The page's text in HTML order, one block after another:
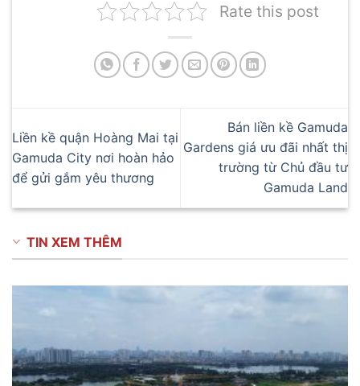
Rate this post
Liền kề quận Hoàng Mai tại
Gamuda City nơi hoàn hảo
để gửi gắm yêu thương
Bán liền kề Gamuda
Gardens giá ưu đãi nhất thị
trường từ Chủ đầu tư
Gamuda Land
TIN XEM THÊM